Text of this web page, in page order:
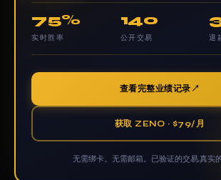
75%
实时胜率
140
公开交易 退
查看完整业绩记录
获取 ZENO · $79/月
无需绑卡。无需邮箱。已验证的交易,真实的